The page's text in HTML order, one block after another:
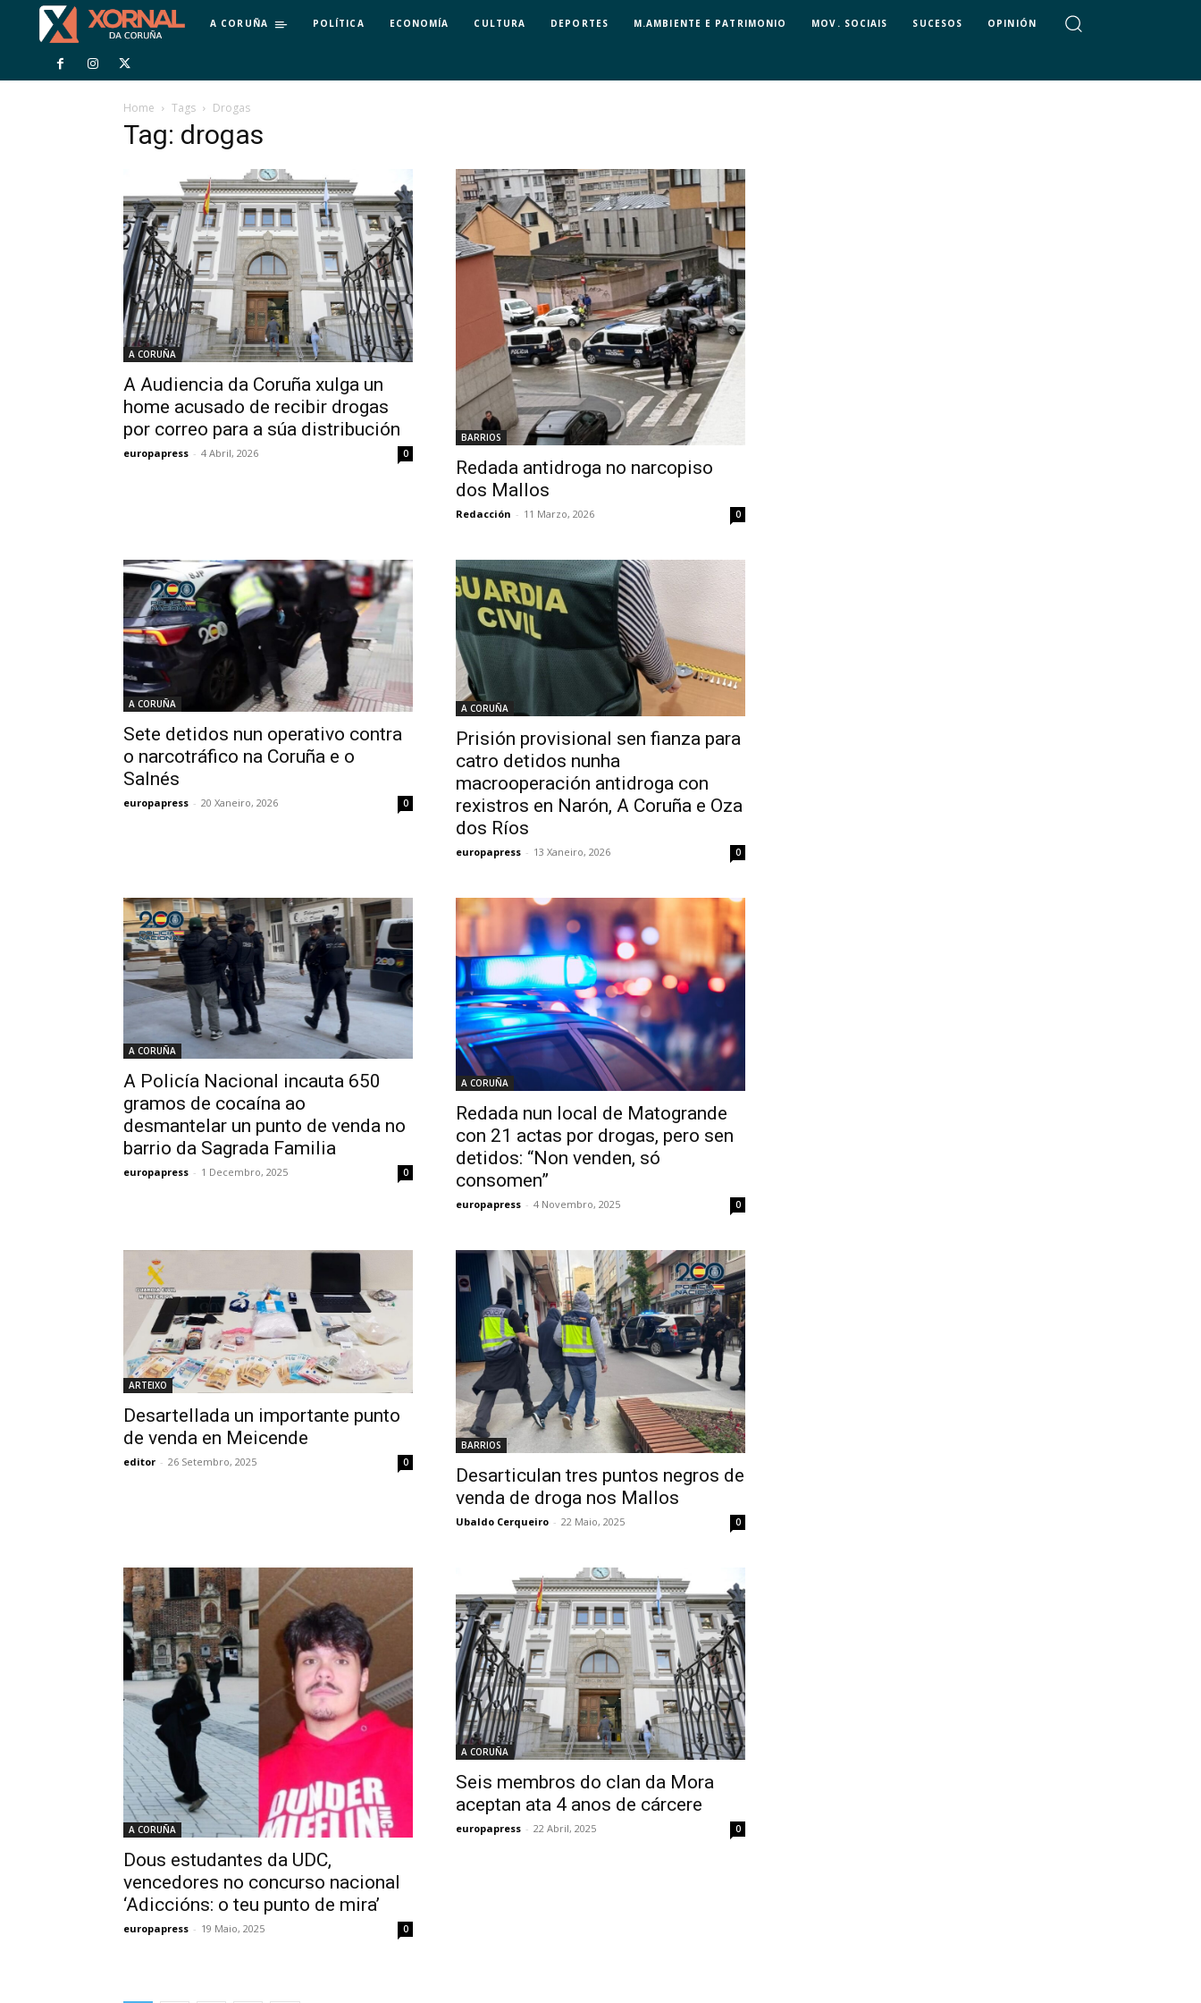
A CORUÑA POLÍTICA ECONOMÍA CULTURA DEPORTES M.AMBIENTE E PATRIMONIO MOV. SOCIAIS SUCESOS OPINIÓN
Home Tags Drogas
Tag: drogas
A CORUÑA
A Audiencia da Coruña xulga un
home acusado de recibir drogas
por correo para a súa distribución
europapress - 4 Abril, 2026 0
BARRIOS
Redada antidroga no narcopiso
dos Mallos
Redacción - 11 Marzo, 2026 0
A CORUÑA
Sete detidos nun operativo contra
o narcotráfico na Coruña e o
Salnés
europapress - 20 Xaneiro, 2026 0
A CORUÑA
Prisión provisional sen fianza para
catro detidos nunha
macrooperación antidroga con
rexistros en Narón, A Coruña e Oza
dos Ríos
europapress - 13 Xaneiro, 2026 0
A CORUÑA
A Policía Nacional incauta 650
gramos de cocaína ao
desmantelar un punto de venda no
barrio da Sagrada Familia
europapress - 1 Decembro, 2025 0
A CORUÑA
Redada nun local de Matogrande
con 21 actas por drogas, pero sen
detidos: “Non venden, só
consomen”
europapress - 4 Novembro, 2025 0
ARTEIXO
Desartellada un importante punto
de venda en Meicende
editor - 26 Setembro, 2025 0
BARRIOS
Desarticulan tres puntos negros de
venda de droga nos Mallos
Ubaldo Cerqueiro - 22 Maio, 2025 0
A CORUÑA
Dous estudantes da UDC,
vencedores no concurso nacional
‘Adiccións: o teu punto de mira’
europapress - 19 Maio, 2025 0
A CORUÑA
Seis membros do clan da Mora
aceptan ata 4 anos de cárcere
europapress - 22 Abril, 2025 0